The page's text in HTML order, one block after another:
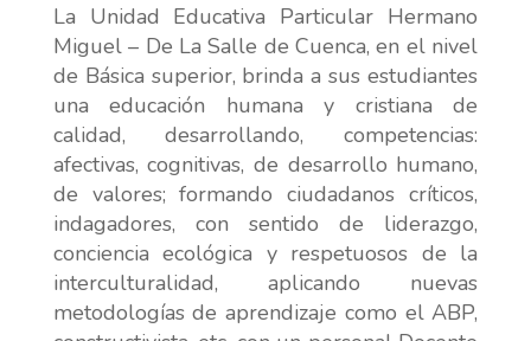
La Unidad Educativa Particular Hermano
Miguel – De La Salle de Cuenca, en el nivel
de Básica superior, brinda a sus estudiantes
una educación humana y cristiana de
calidad, desarrollando, competencias:
afectivas, cognitivas, de desarrollo humano,
de valores; formando ciudadanos críticos,
indagadores, con sentido de liderazgo,
conciencia ecológica y respetuosos de la
interculturalidad, aplicando nuevas
metodologías de aprendizaje como el ABP,